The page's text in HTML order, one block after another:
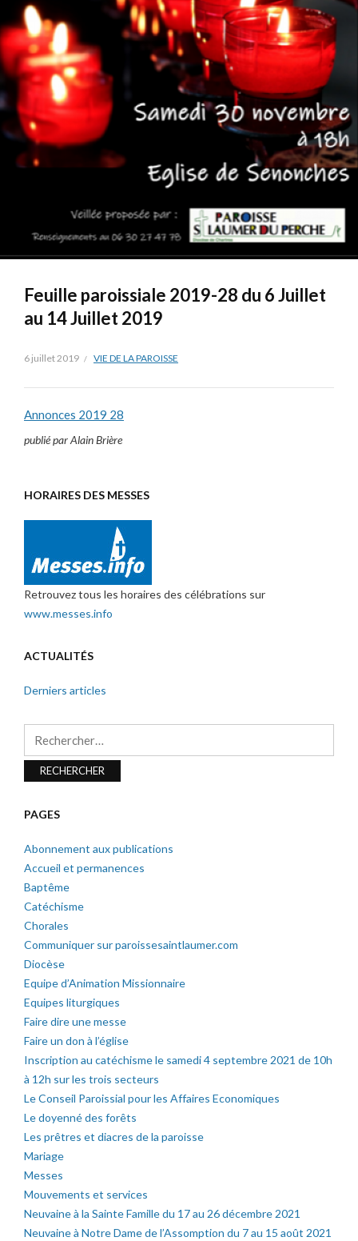
Feuille paroissiale 2019-28 du 6 Juillet
au 14 Juillet 2019
6 juillet 2019 VIE DE LA PAROISSE
Annonces 2019 28
publié par Alain Brière
HORAIRES DES MESSES
Retrouvez tous les horaires des célébrations sur
www.messes.info
ACTUALITÉS
Derniers articles
PAGES
Abonnement aux publications
Accueil et permanences
Baptême
Catéchisme
Chorales
Communiquer sur paroissesaintlaumer.com
Diocèse
Equipe d’Animation Missionnaire
Equipes liturgiques
Faire dire une messe
Faire un don à l’église
Inscription au catéchisme le samedi 4 septembre 2021 de 10h
à 12h sur les trois secteurs
Le Conseil Paroissial pour les Affaires Economiques
Le doyenné des forêts
Les prêtres et diacres de la paroisse
Mariage
Messes
Mouvements et services
Neuvaine à la Sainte Famille du 17 au 26 décembre 2021
Neuvaine à Notre Dame de l’Assomption du 7 au 15 août 2021